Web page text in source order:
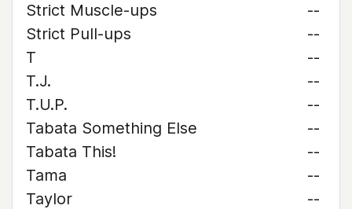
Strict Muscle-ups
--
Strict Pull-ups
--
T
--
T.J.
--
T.U.P.
--
Tabata Something Else
--
Tabata This!
--
Tama
--
Taylor
--